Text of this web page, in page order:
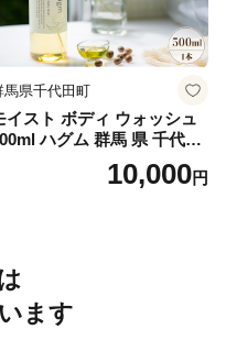
馬県千代田町
イスト ボディ ウォッシュ
ハグム 群馬 県 千代田
町 〈アペックス〉10,000円
ます